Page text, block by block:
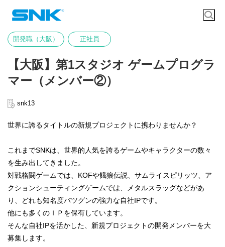
開発職（大阪） 正社員
【大阪】第1スタジオ ゲームプログラ
マー（メンバー②）
snk13
世界に誇るタイトルの新規プロジェクトに携わりませんか？
これまでSNKは、世界的人気を誇るゲームやキャラクターの数々
を生み出してきました。
対戦格闘ゲームでは、KOFや餓狼伝説、サムライスピリッツ、ア
クションシューティングゲームでは、メタルスラッグなどがあ
り、どれも知名度バツグンの強力な自社IPです。
他にも多くのＩＰを保有しています。
そんな自社IPを活かした、新規プロジェクトの開発メンバーを大
募集します。